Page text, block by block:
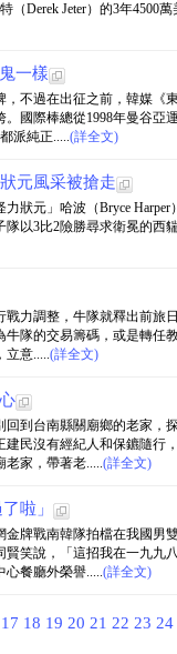
（Derek Jeter）的3年4500
一樣
不過在出征之前，韓媒《
國際棒總從1998年曼谷亞
派純正.....(詳全文)
元風采被搶走
狀元」哈波（Bryce
以3比2險勝尋求衛冕的
力調整，牛隊就釋出前旅
隊的交易籌碼，或是轉任
立意.....(詳全文)
到台南縣關廟鄉的老家，
民沒有經紀人和保鑣隨行
老家，帶著老.....(詳全文)
啦」
金牌戰南韓隊拍檔在我國
笑說，「這招我在一九九
餐廳外榮譽.....(詳全文)
17 18 19 20 21 22 23 24